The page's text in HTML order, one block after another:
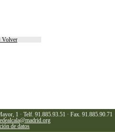
Volver
1 · Telf. 91.885.93.51 · Fax. 91.885.90.71
de datos